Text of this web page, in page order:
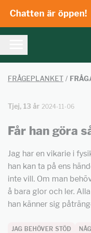
Chatten är öppen!
FRÅGEPLANKET /
Tjej, 13 år 2024-11-06
Får han göra
Jag har en vikarie i
han kan ta på ens
inte vill. Om man
å bara glor och ler.
han känner sig
JAG BEHÖVER STÖD